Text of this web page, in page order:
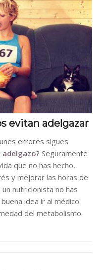
evitan adelgazar
errores sigues
adelgazo? Seguramente
que no has hecho,
y mejorar las horas de
un nutricionista no has
idea ir al médico
del metabolismo.